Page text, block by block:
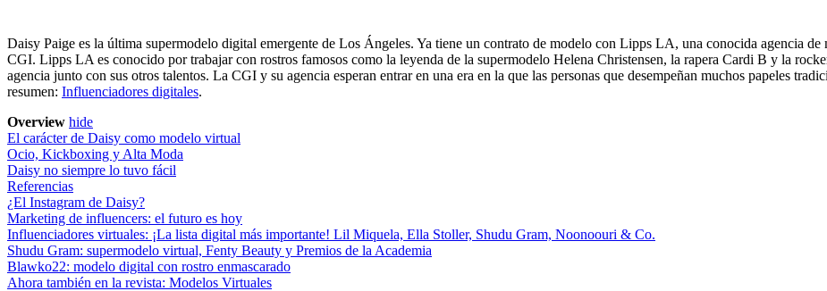
Daisy Paige es la última supermodelo digital emergente de Los Ángeles. Ya tiene un contrato de modelo con Lipps LA, una conocida agencia
CGI. Lipps LA es conocido por trabajar con rostros famosos como la leyenda de la supermodelo Helena Christensen, la rapera Cardi B y la
agencia junto con sus otros talentos. La CGI y su agencia esperan entrar en una era en la que las personas que desempeñan muchos papeles
resumen: Influenciadores digitales.
Overview hide
El carácter de Daisy como modelo virtual
Ocio, Kickboxing y Alta Moda
Daisy no siempre lo tuvo fácil
Referencias
¿El Instagram de Daisy?
Marketing de influencers: el futuro es hoy
Influenciadores virtuales: ¡La lista digital más importante! Lil Miquela, Ella Stoller, Shudu Gram, Noonoouri & Co.
Shudu Gram: supermodelo virtual, Fenty Beauty y Premios de la Academia
Blawko22: modelo digital con rostro enmascarado
Ahora también en la revista: Modelos Virtuales